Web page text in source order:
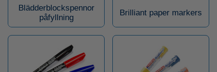
Blädderblockspennor
påfyllning
Brilliant paper markers